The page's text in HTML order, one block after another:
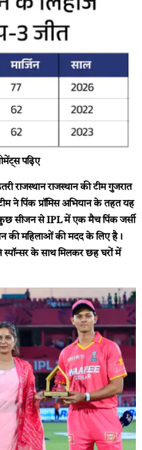
पढ़िए
राजस्थानराजस्थान की टीम गुजरात
ने पिंक प्रॉमिस अभियान के तहत यह
कुछ सीजन से IPL में एक मैच पिंक जर्सी
की महिलाओं की मदद के लिए है।
के साथ मिलकर छह घरों में